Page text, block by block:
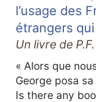
l’usage des
étrangers
Un livre de
« Alors que
George posa
Is there any